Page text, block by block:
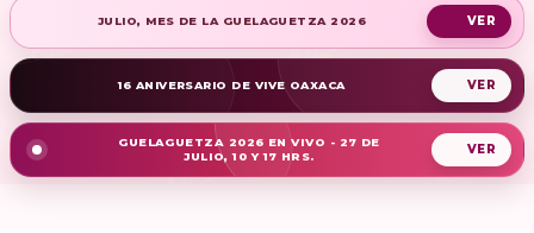
JULIO, MES DE LA GUELAGUETZA 2026
16 ANIVERSARIO DE VIVE OAXACA
GUELAGUETZA 2026 EN VIVO - 27 DE
JULIO, 10 Y 17 HRS.